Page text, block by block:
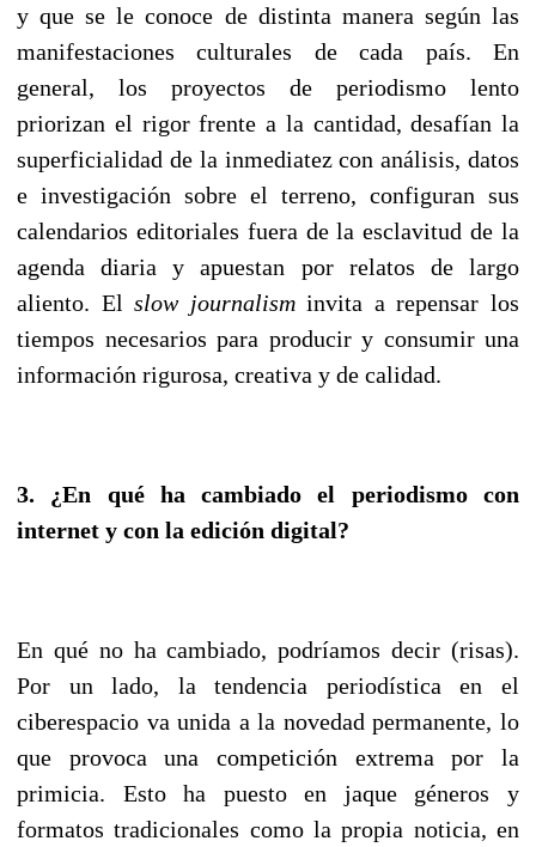
y que se le conoce de distinta manera según las
manifestaciones culturales de cada país. En
general, los proyectos de periodismo lento
priorizan el rigor frente a la cantidad, desafían la
superficialidad de la inmediatez con análisis, datos
e investigación sobre el terreno, configuran sus
calendarios editoriales fuera de la esclavitud de la
agenda diaria y apuestan por relatos de largo
aliento. Elslow journalisminvita a repensar los
tiempos necesarios para producir y consumir una
información rigurosa, creativa y de calidad.
3. ¿En qué ha cambiado el periodismo con
internet y con la edición digital?
En qué no ha cambiado, podríamos decir (risas).
Por un lado, la tendencia periodística en el
ciberespacio va unida a la novedad permanente, lo
que provoca una competición extrema por la
primicia. Esto ha puesto en jaque géneros y
formatos tradicionales como la propia noticia, en